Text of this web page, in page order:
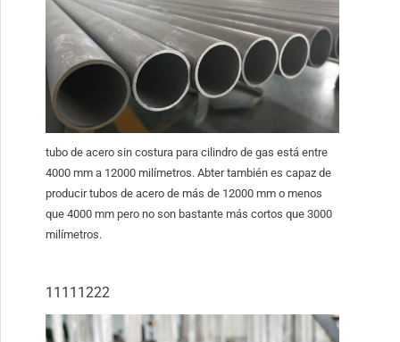
tubo de acero sin costura para cilindro de gas está entre
4000 mm a 12000 milímetros. Abter también es capaz de
producir tubos de acero de más de 12000 mm o menos
que 4000 mm pero no son bastante más cortos que 3000
milímetros.
11111222